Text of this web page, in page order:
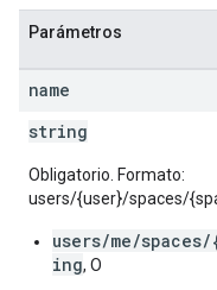
Parámetros
name
string
Obligatorio. Formato:
users/{user}/spaces/
users/me/
ing, O